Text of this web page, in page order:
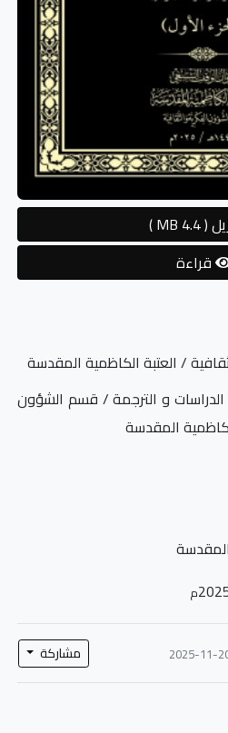
( 4.4 MB )
قراءة
/ العتبة الكاظمية المقدسة
و الترجمة / قسم الشؤون
المقدسة
م
2025-11- مشاركة